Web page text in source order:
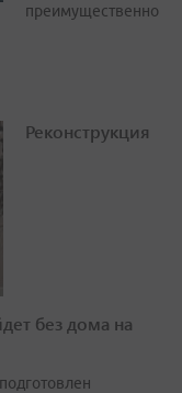
преимущественно
Реконструкция
без дома на